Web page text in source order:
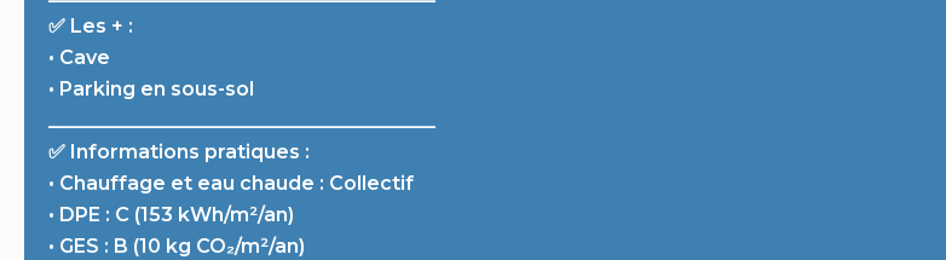
✅ Les + :
• Cave
• Parking en sous-sol
________________________________________
✅ Informations pratiques :
• Chauffage et eau chaude : Collectif
• DPE : C (153 kWh/m²/an)
• GES : B (10 kg CO₂/m²/an)